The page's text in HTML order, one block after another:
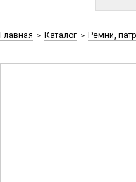
Главная > Каталог > Ремни,